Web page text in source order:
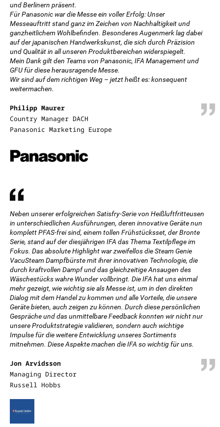
und Berlinern präsent.
Für Panasonic war die Messe ein voller Erfolg: Unser
Messeauftritt stand ganz im Zeichen von Nachhaltigkeit und
ganzheitlichem Wohlbefinden. Besonderes Augenmerk lag dabei
auf der japanischen Handwerkskunst, die sich durch Präzision
und Qualität in all unseren Produktbereichen widerspiegelt.
Mein Dank gilt den Teams von Panasonic, IFA Management und
GFU für diese herausragende Messe.
Wir sind auf dem richtigen Weg – jetzt heißt es: konsequent
weitermachen.
Philipp Maurer
Country Manager DACH
Panasonic Marketing Europe
Neben unserer erfolgreichen Satisfry-Serie von Heißluftfritteusen
in unterschiedlichen Ausführungen, deren innovative Geräte nun
komplett PFAS-frei sind, einem tollen Frühstücksset, der Bronte
Serie, stand auf der diesjährigen IFA das Thema Textilpflege im
Fokus. Das absolute Highlight war zweifellos die Steam Genie
VacuSteam Dampfbürste mit ihrer innovativen Technologie, die
durch kraftvollen Dampf und das gleichzeitige Ansaugen des
Wäschestücks wahre Wunder vollbringt. Die IFA hat uns einmal
mehr gezeigt, wie wichtig sie als Messe ist, um in den direkten
Dialog mit dem Handel zu kommen und alle Vorteile, die unsere
Geräte bieten, auch zeigen zu können. Durch diese persönlichen
Gespräche und das unmittelbare Feedback konnten wir nicht nur
unsere Produktstrategie validieren, sondern auch wichtige
Impulse für die weitere Entwicklung unseres Sortiments
mitnehmen. Diese Aspekte machen die IFA so wichtig für uns.
Jon Arvidsson
Managing Director
Russell Hobbs